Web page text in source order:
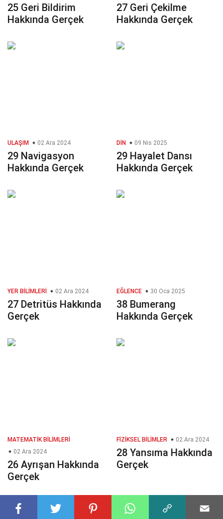
25 Geri Bildirim
Hakkında Gerçek
27 Geri Çekilme
Hakkında Gerçek
ULAŞIM 02 Ara 2024
29 Navigasyon
Hakkında Gerçek
DIN 09 Nis 2025
29 Hayalet Dansı
Hakkında Gerçek
YER BILIMLERI 02 Ara 2024
27 Detritüs Hakkında
Gerçek
EĞLENCE 30 Oca 2025
38 Bumerang
Hakkında Gerçek
MATEMATIK BILIMLERI
02 Ara 2024
26 Ayrışan Hakkında
Gerçek
FIZIKSEL BILIMLER 02 Ara 2024
28 Yansıma Hakkında
Gerçek